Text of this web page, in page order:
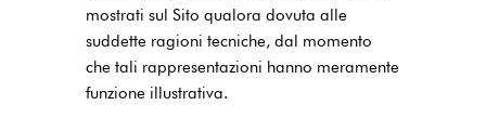
mostrati sul Sito qualora dovuta alle
suddette ragioni tecniche, dal momento
che tali rappresentazioni hanno meramente
funzione illustrativa.